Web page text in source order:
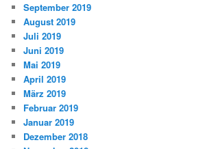
September 2019
August 2019
Juli 2019
Juni 2019
Mai 2019
April 2019
März 2019
Februar 2019
Januar 2019
Dezember 2018